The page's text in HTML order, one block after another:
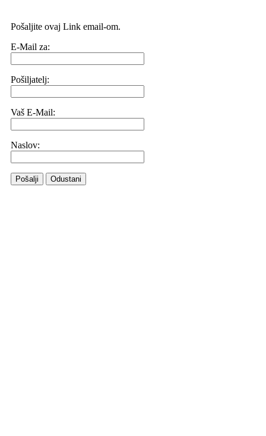
Pošaljite ovaj Link email-om.
E-Mail za:
Pošiljatelj:
Vaš E-Mail:
Naslov:
Pošalji Odustani